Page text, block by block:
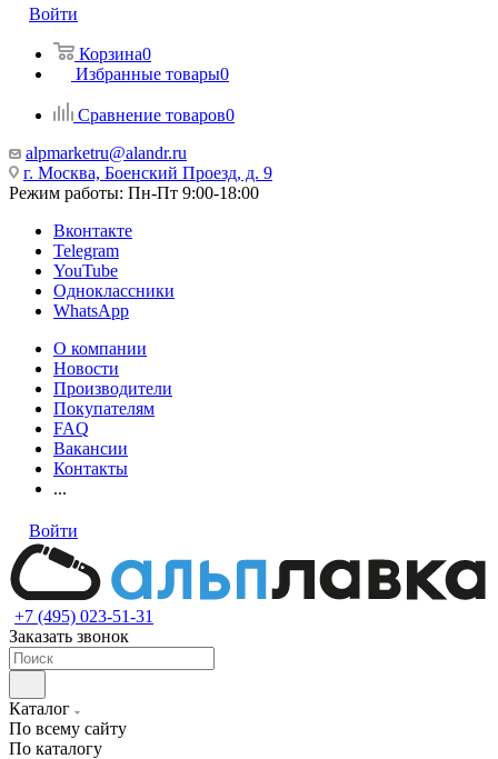
Войти
Корзина0
Избранные товары0
Сравнение товаров0
alpmarketru@alandr.ru
г. Москва, Боенский Проезд, д. 9
Режим работы: Пн-Пт 9:00-18:00
Вконтакте
Telegram
YouTube
Одноклассники
WhatsApp
О компании
Новости
Производители
Покупателям
FAQ
Вакансии
Контакты
...
Войти
+7 (495) 023-51-31
Заказать звонок
Каталог
По всему сайту
По каталогу